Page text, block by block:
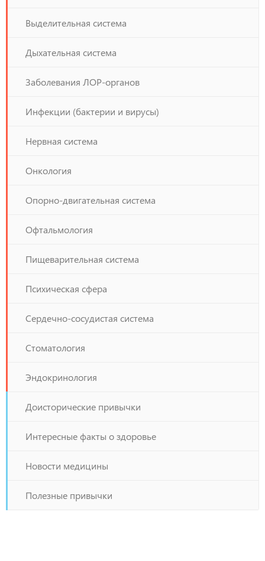
Выделительная система
Дыхательная система
Заболевания ЛОР-органов
Инфекции (бактерии и вирусы)
Нервная система
Онкология
Опорно-двигательная система
Офтальмология
Пищеварительная система
Психическая сфера
Сердечно-сосудистая система
Стоматология
Эндокринология
Доисторические привычки
Интересные факты о здоровье
Новости медицины
Полезные привычки